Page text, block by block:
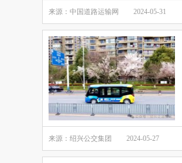
来源：中国道路运输网 2024-05-31
来源：绍兴公交集团 2024-05-27